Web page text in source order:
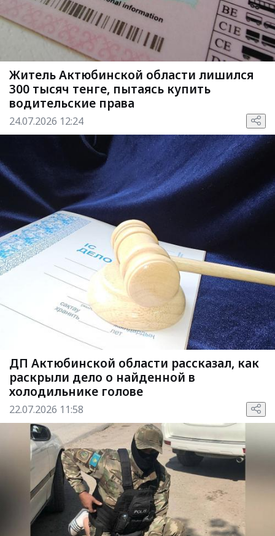
Житель Актюбинской области лишился
300 тысяч тенге, пытаясь купить
водительские права
24.07.2026 12:24
ДП Актюбинской области рассказал, как
раскрыли дело о найденной в
холодильнике голове
22.07.2026 11:58